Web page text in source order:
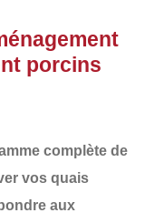
porcins
complète de
vos quais
aux